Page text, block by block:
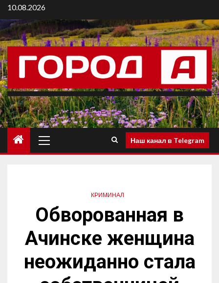
10.08.2026
Наш канал в Telegram
КРИМИНАЛ
Обворованная в
Ачинске женщина
неожиданно стала